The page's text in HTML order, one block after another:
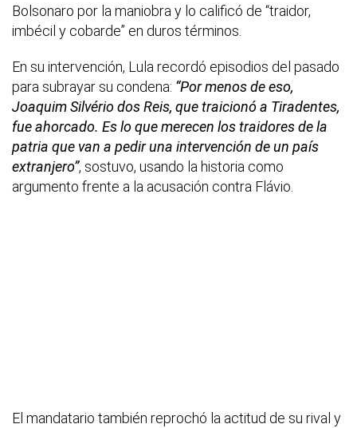
Bolsonaro por la maniobra y lo calificó de “traidor,
imbécil y cobarde” en duros términos.
En su intervención, Lula recordó episodios del pasado
para subrayar su condena: “Por menos de eso,
Joaquim Silvério dos Reis, que traicionó a Tiradentes,
fue ahorcado. Es lo que merecen los traidores de la
patria que van a pedir una intervención de un país
extranjero”, sostuvo, usando la historia como
argumento frente a la acusación contra Flávio.
El mandatario también reprochó la actitud de su rival y